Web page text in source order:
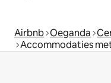
Airbnb Oeganda
Accommodaties